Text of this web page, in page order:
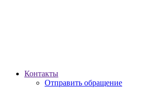
Контакты
Отправить обращение